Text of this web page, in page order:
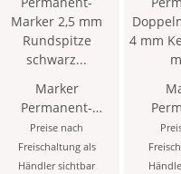
Marker
Permanent-
Marker 2,5 mm
Rundspitze
schwarz Koh-I-
Preise nach
Freischaltung als
Händler sichtbar
4 mm
mm